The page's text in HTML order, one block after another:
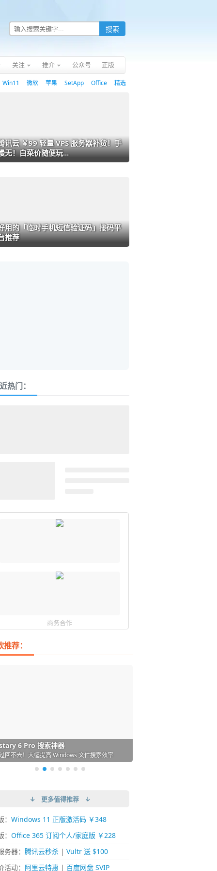
关注 推介 公众号 正版
Win11 微软 苹果 SetApp Office 精选
讯云 ￥99 轻量 VPS 服务器补货！手
无！白菜价随便玩...
用的「临时手机短信验证码」接码平
推荐
热门：
商务合作
荐：
必备的下载神器
的 Windows 平台下载工具
6 Pro 搜索神器
回不去！大幅提高 Windows 文件搜索效率
桌面图标自动整理/美化神器
必备！图标再多桌面也不再凌乱！
Desktop 虚拟机
上流畅运行 Windows (支持 M 芯片)
下载网络视频的神器 (Mac)
下视频，超简单好用！谁用谁知道
- 极简好用的 Markdown 编辑器
写作体验！跨平台支持 Win / Mac
↓ 更多值得推荐 ↓
Windows 11 正版激活码 ￥348
Office 365 订阅个人/家庭版 ￥228
务器： 腾讯云秒杀| Vultr 送 $100
活动： 阿里云特惠 | 百度网盘 SVIP